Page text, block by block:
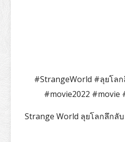
#StrangeWorld #ลุยโล
#movie2022
Strange World ลุยโลกลึกลับ